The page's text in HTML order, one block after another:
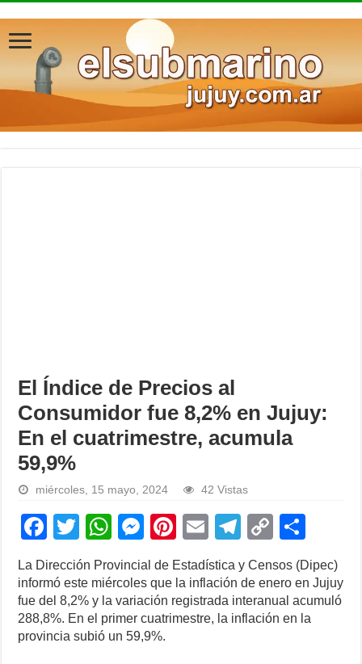
El Índice de Precios al
Consumidor fue 8,2% en Jujuy:
En el cuatrimestre, acumula
59,9%
miércoles, 15 mayo, 2024 42 Vistas
F
a
c
e
b
T
wi
tt
er
W
h
at
s
A
M
e
ss
e
n
Pi
nt
er
e
st
E
m
ail
T
el
e
gr
a
C
p
y
Li
h
ar
e
La Dirección Provincial de Estadística y Censos (Dipec)
informó este miércoles que la inflación de enero en Jujuy
fue del 8,2% y la variación registrada interanual acumuló
288,8%. En el primer cuatrimestre, la inflación en la
provincia subió un 59,9%.